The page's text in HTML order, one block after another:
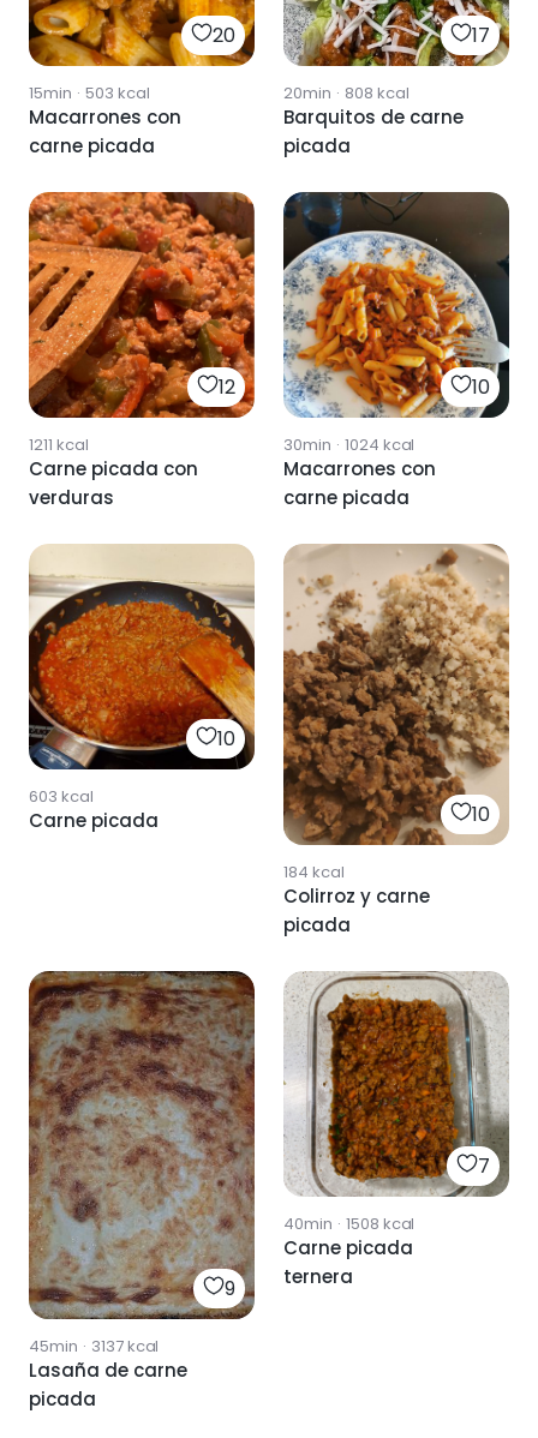
20
15min · 503 kcal
Macarrones con
carne picada
17
20min · 808 kcal
Barquitos de carne
picada
12
1211 kcal
Carne picada con
verduras
10
30min · 1024 kcal
Macarrones con
carne picada
10
603 kcal
Carne picada 10
184 kcal
Colirroz y carne
picada
9
45min · 3137kcal
Lasaña de carne
picada
7
40min · 1508 kcal
Carne picada
ternera